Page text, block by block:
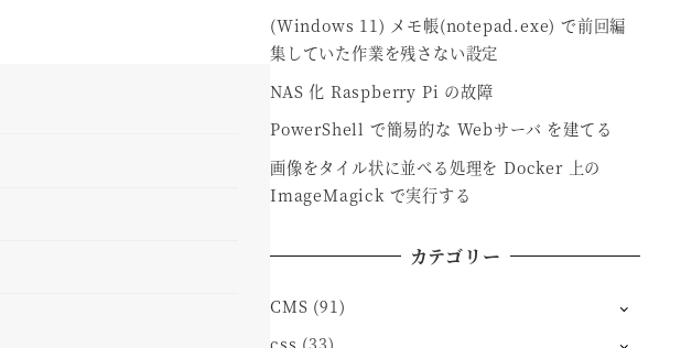
(Windows 11) メモ帳(notepad.exe) で前回編
集していた作業を残さない設定
NAS 化 Raspberry Pi の故障
PowerShell で簡易的な Webサーバ を建てる
画像をタイル状に並べる処理を Docker 上の
ImageMagick で実行する
カテゴリー
CMS (91)